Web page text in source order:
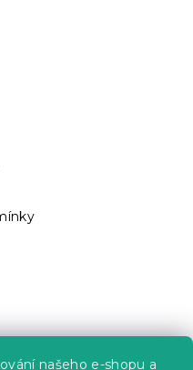
našeho e-shopu a